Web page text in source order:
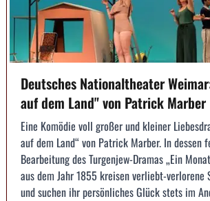
Deutsches Nationaltheater
auf dem Land" von Patrick Marber
Eine Komödie voll großer und kleiner
auf dem Land“ von Patrick Marber. In dessen
Bearbeitung des Turgenjew-Dramas „Ein
aus dem Jahr 1855 kreisen verliebt-verlorene
und suchen ihr persönliches Glück stets im